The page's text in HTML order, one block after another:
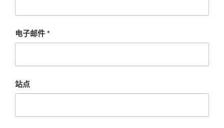
电子邮件*
站点